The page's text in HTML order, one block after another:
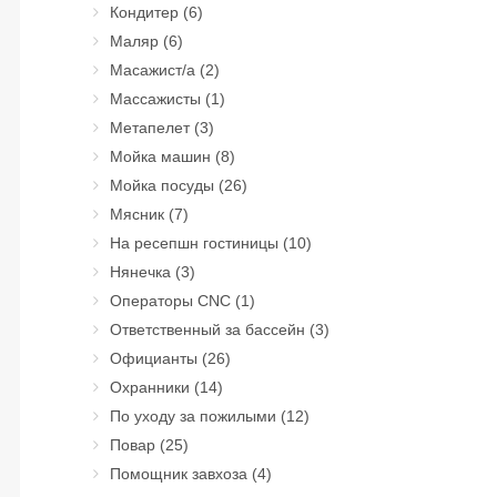
Кондитер(6)
Маляр(6)
Масажист/а (2)
Массажисты (1)
Метапелет(3)
Мойка машин (8)
Мойка посуды (26)
Мясник(7)
На ресепшн гостиницы (10)
Нянечка (3)
Операторы CNC(1)
Ответственный за бассейн (3)
Официанты (26)
Охранники (14)
По уходу за пожилыми (12)
Повар(25)
Помощник завхоза (4)